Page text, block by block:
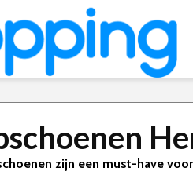
zijn een must-have